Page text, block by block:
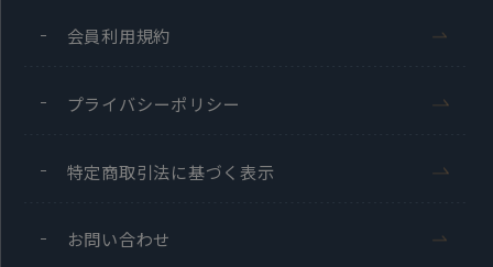
会員利用規約
プライバシーポリシー
特定商取引法に基づく表示
お問い合わせ